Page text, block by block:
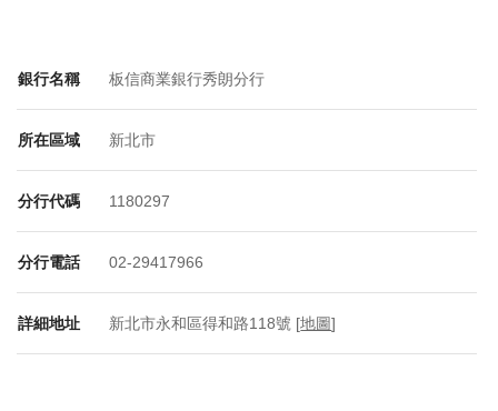
銀行名稱 板信商業銀行秀朗分行
所在區域 新北市
分行代碼 1180297
分行電話 02-29417966
詳細地址 新北市永和區得和路118號 [地圖]